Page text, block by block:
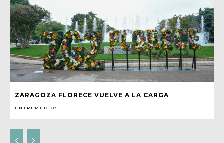
ZARAGOZA FLORECE VUELVE A LA CARGA
ENTREMEDIOS